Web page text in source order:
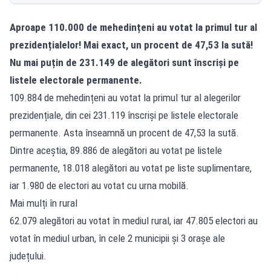
Aproape 110.000 de mehedințeni au votat la primul tur al
prezidențialelor! Mai exact, un procent de 47,53 la sută!
Nu mai puțin de 231.149 de alegători sunt înscriși pe
listele electorale permanente.
109.884 de mehedințeni au votat la primul tur al alegerilor
prezidențiale, din cei 231.119 înscriși pe listele electorale
permanente. Asta înseamnă un procent de 47,53 la sută.
Dintre aceștia, 89.886 de alegători au votat pe listele
permanente, 18.018 alegători au votat pe liste suplimentare,
iar 1.980 de electori au votat cu urna mobilă.
Mai mulți în rural
62.079 alegători au votat în mediul rural, iar 47.805 electori au
votat în mediul urban, în cele 2 municipii și 3 orașe ale
județului.